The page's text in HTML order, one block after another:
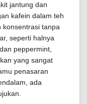
jantung dan
kafein dalam teh
konsentrasi tanpa
seperti halnya
peppermint,
yang sangat
penasaran
ada